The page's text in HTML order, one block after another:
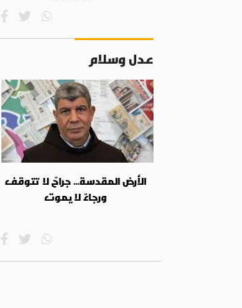
عدل وسلام
الأرض المقدسة... جراحٌ لا تتوقف
ورجاءٌ لا يموت